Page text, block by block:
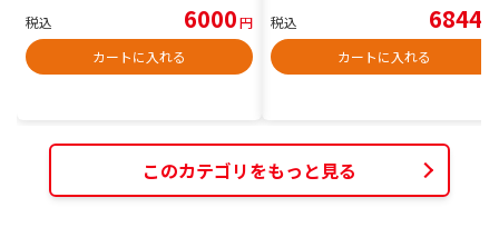
税込 6000円
カートに入れる
税込 6844
カートに入れる
このカテゴリをもっと見る